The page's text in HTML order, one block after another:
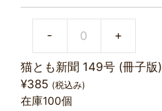
- +
猫とも新聞 149号 (冊子版)
¥385 (税込み)
在庫100個